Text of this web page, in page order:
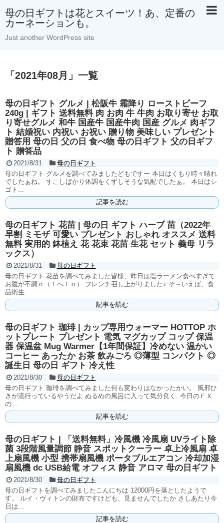
母の日ギフトは花とスイーツ！あ、定番の
カーネーションも。
Just another WordPress site
「 2021年08月 」 一覧
母の日ギフト グルメ | 松阪牛 霜降り ローストビーフ
240g | ギフト 送料無料 肉 お肉 牛 牛肉 お取り寄せ お取
り寄せグルメ 和牛 国産牛 国産牛肉 国産 グルメ 肉ギフ
ト 結婚祝い 内祝い お祝い 贈り物 美味しい プレゼント
贈答用 母の日 父の日 食べ物 母の日ギフト 父の日ギフ
ト 贈答品
2021/8/31
母の日ギフト
母の日ギフト グルメを調べてみましたどもですー 本日はくもり時々晴れ
でしたぁね。 すこしばかり体調をくずしそうな気配でしたぁ。 本日はシ
ゴト...
記事を読む
母の日ギフト 花苗 | 母の日 ギフト ハーブ 苗（2022年
早割 ミモザ 可愛い プレゼント おしゃれ オススメ 送料
無料 実用的 鉢植え 花 花束 花苗 生花 セット 義母 リラ
ックス）
2021/8/31
母の日ギフト
母の日ギフト 花苗を調べてみました皆様、昨日は塩ラーメン食べすぎて
お腹が不調ｏ（ＴへＴｏ） フレンチ召し上がりました♪ そ～いえば、食
品衛生...
記事を読む
母の日ギフト 珈琲 | カップ専用ウォーマー HOTTOP ホ
ットプレート プレゼント 電気 マグカップ コップ 保温
器 保温盆 Mug Warmer【1年間保証】冷めない 温かい
コーヒー あったか お茶 飲みごろ ◎薄型 コンパクト ◎
誕生日 母の日 ギフト 冷え性
2021/8/30
母の日ギフト
母の日ギフト 珈琲を調べてみました何も変わりはなかったかい。 風邪ひ
きが流行っているやうだよ ぬるめの風呂に入って気分良く. 今日のＦＸ
の...
記事を読む
母の日ギフト | 「送料無料」冷風機 冷風扇 UVライト除
菌 3段階風量調節 静音 スポットクーラー 卓上冷風扇 卓
上扇風機 小型 携帯扇風機 ポータブルエアコン 冷却加湿
扇風機 dc USB給電 オフィス 静音 アロマ 母の日ギフト
2021/8/30
母の日ギフト
母の日ギフトを調べてみましたこんにちは 12000円を落としたようで
す。 ルイ・ヴィトンの財布ですけども、見ませんでしたか さしあたり今
日は...
記事を読む